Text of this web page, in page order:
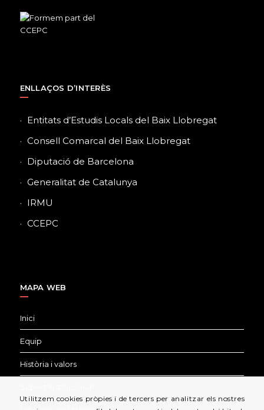
ENLLAÇOS D’INTERÈS
Entitats d’Estudis Locals del Baix Llobregat
Consell Comarcal del Baix Llobregat
Diputació de Barcelona
Generalitat de Catalunya
IRMU
CCEPC
MAPA WEB
Inici
Equip
Història i valors
Utilitzem cookies pròpies i de tercers per analitzar els nostres